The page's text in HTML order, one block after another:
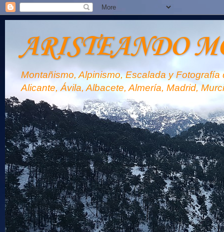
ARISTEANDO
Montañismo, Alpinismo, Escalada y
Alicante, Ávila, Albacete, Almería, Madrid,